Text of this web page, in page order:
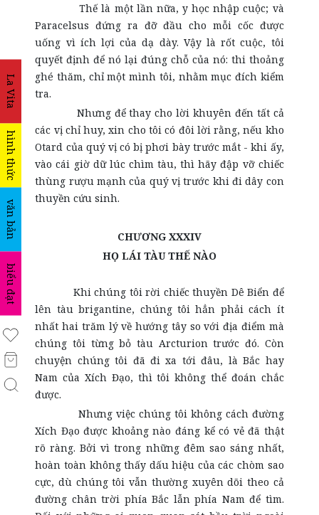
La Vita
hình thức
văn bản
biểu đạt
Thế là một lần nữa, y học nhập cuộc; và
Paracelsus đứng ra đỡ đầu cho mỗi cốc được
uống vì ích lợi của dạ dày. Vậy là rốt cuộc, tôi
quyết định để nó lại đúng chỗ của nó: thi thoảng
ghé thăm, chỉ một mình tôi, nhằm mục đích kiểm
tra.
Nhưng để thay cho lời khuyên đến tất cả
các vị chỉ huy, xin cho tôi có đôi lời rằng, nếu kho
Otard của quý vị có bị phơi bày trước mắt - khi ấy,
vào cái giờ dữ lúc chìm tàu, thì hãy đập vỡ chiếc
thùng rượu mạnh của quý vị trước khi đi dây con
thuyền cứu sinh.
CHƯƠNG XXXIV
HỌ LÁI TÀU THẾ NÀO
Khi chúng tôi rời chiếc thuyền Dê Biển để
lên tàu brigantine, chúng tôi hẳn phải cách ít
nhất hai trăm lý về hướng tây so với địa điểm mà
chúng tôi từng bỏ tàu Arcturion trước đó. Còn
chuyện chúng tôi đã đi xa tới đâu, là Bắc hay
Nam của Xích Đạo, thì tôi không thể đoán chắc
được.
Nhưng việc chúng tôi không cách đường
Xích Đạo được khoảng nào đáng kể có vẻ đã thật
rõ ràng. Bởi vì trong những đêm sao sáng nhất,
hoàn toàn không thấy dấu hiệu của các chòm sao
cực, dù chúng tôi vẫn thường xuyên dõi theo cả
đường chân trời phía Bắc lẫn phía Nam để tìm.